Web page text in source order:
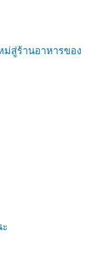
สู่ร้านอาหารของ